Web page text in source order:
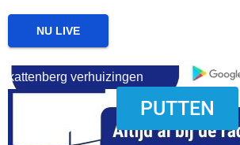
download onzze App
kattenberg verhuizingen
NU LIVE
PUTTEN